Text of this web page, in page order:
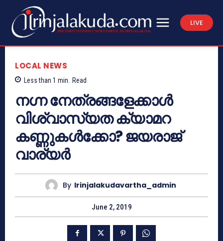
LIVE
LOCAL NEWS
Less than 1 min. Read
നഗ്ന നേത്രങ്ങളേക്കാള്‍
വിശ്വാസ്യത ക്യാമറ
കണ്ണുകള്‍ക്കോ? ജയരാജ്
വാര്യര്‍
By Irinjalakudavartha_admin
June 2, 2019